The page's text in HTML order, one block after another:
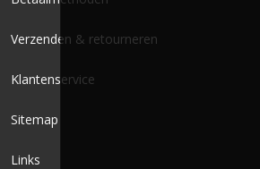
Verzenden & retourneren
Klantenservice
Sitemap
Links